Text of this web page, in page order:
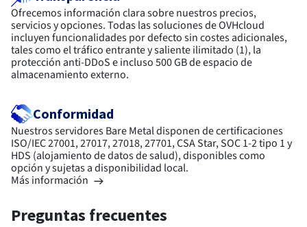
Ofrecemos información clara sobre nuestros precios,
servicios y opciones. Todas las soluciones de OVHcloud
incluyen funcionalidades por defecto sin costes adicionales,
tales como el tráfico entrante y saliente ilimitado (1), la
protección anti-DDoS e incluso 500 GB de espacio de
almacenamiento externo.
Conformidad
Nuestros servidores Bare Metal disponen de certificaciones
ISO/IEC 27001, 27017, 27018, 27701, CSA Star, SOC 1-2 tipo 1 y
HDS (alojamiento de datos de salud), disponibles como
opción y sujetas a disponibilidad local.
Más información
Preguntas frecuentes